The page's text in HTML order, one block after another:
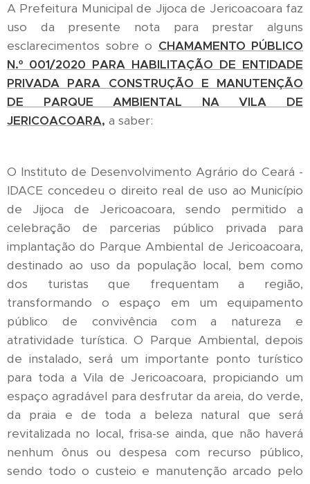
A Prefeitura Municipal de Jijoca de Jericoacoara faz
uso da presente nota para prestar alguns
esclarecimentos sobre o CHAMAMENTO PÚBLICO
N.º 001/2020 PARA HABILITAÇÃO DE ENTIDADE
PRIVADA PARA CONSTRUÇÃO E MANUTENÇÃO
DE PARQUE AMBIENTAL NA VILA DE
JERICOACOARA, a saber:
O Instituto de Desenvolvimento Agrário do Ceará -
IDACE concedeu o direito real de uso ao Município
de Jijoca de Jericoacoara, sendo permitido a
celebração de parcerias público privada para
implantação do Parque Ambiental de Jericoacoara,
destinado ao uso da população local, bem como
dos turistas que frequentam a região,
transformando o espaço em um equipamento
público de convivência com a natureza e
atratividade turística. O Parque Ambiental, depois
de instalado, será um importante ponto turístico
para toda a Vila de Jericoacoara, propiciando um
espaço agradável para desfrutar da areia, do verde,
da praia e de toda a beleza natural que será
revitalizada no local, frisa-se ainda, que não haverá
nenhum ônus ou despesa com recurso público,
sendo todo o custeio e manutenção arcado pelo